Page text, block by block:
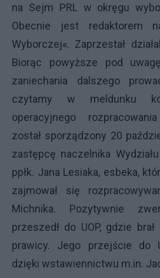
na Sejm PRL w okręgu
Obecnie jest redaktorem
Wyborczej«. Zaprzestał
Biorąc powyższe pod
zaniechania dalszego
czytamy w meldunku
operacyjnego
został sporządzony 20
zastępcę naczelnika
ppłk. Jana Lesiaka, esbeka,
zajmował się
Michnika. Pozytywnie
przeszedł do UOP, gdzie
prawicy. Jego przejście do
dzięki wstawiennictwu m.in.